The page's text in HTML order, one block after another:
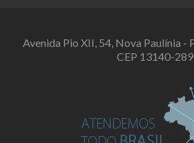
Avenida Pio XII, 54, Nova Paulínia -
CEP 13140-289